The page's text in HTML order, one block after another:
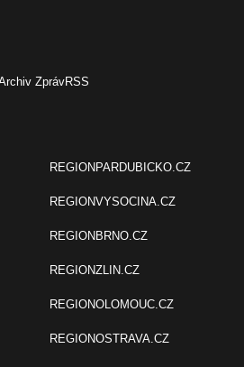
ZprávRSS
REGIONPARDUBICKO.CZ
REGIONVYSOCINA.CZ
REGIONBRNO.CZ
REGIONZLIN.CZ
REGIONOLOMOUC.CZ
REGIONOSTRAVA.CZ